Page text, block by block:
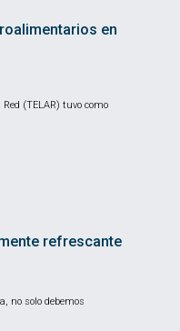
en
(TELAR) tuvo como
refrescante
no solo debemos